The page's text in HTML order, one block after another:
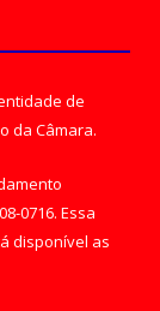
de
da Câmara.
0716. Essa
disponível as